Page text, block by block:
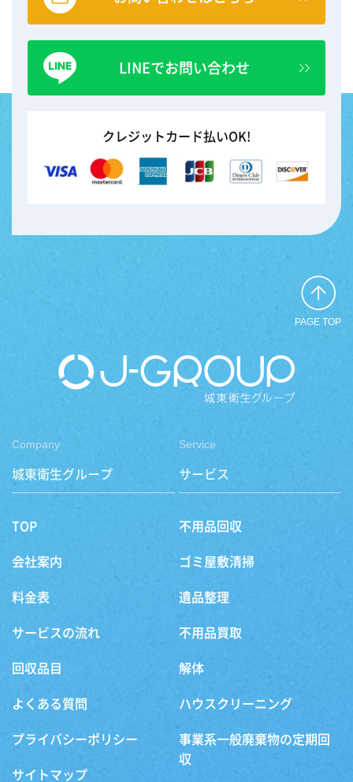
LINEでお問い合わせ
クレジットカード払いOK!
PAGE TOP
Company
城東衛生グループ
TOP
会社案内
料金表
サービスの流れ
回収品目
よくある質問
プライバシーポリシー
サイトマップ
Service
サービス
不用品回収
ゴミ屋敷清掃
遺品整理
不用品買取
解体
ハウスクリーニング
事業系一般廃棄物の定期回
収